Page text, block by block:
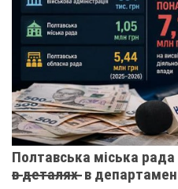
Полтавська міська
в̶ ̶д̶е̶т̶а̶л̶я̶х̶ ̶ в